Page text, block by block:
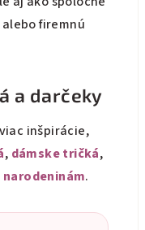
firemnú
a darčeky
inšpirácie,
, dámske tričká,
.